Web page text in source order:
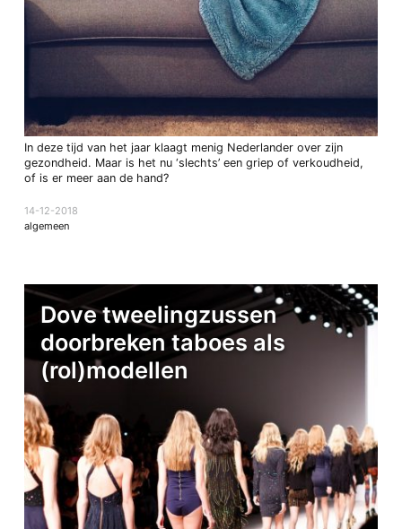
In deze tijd van het jaar klaagt menig Nederlander over zijn
gezondheid. Maar is het nu ‘slechts’ een griep of verkoudheid,
of is er meer aan de hand?
14-12-2018
algemeen
Dove tweelingzussen
doorbreken taboes als
(rol)modellen